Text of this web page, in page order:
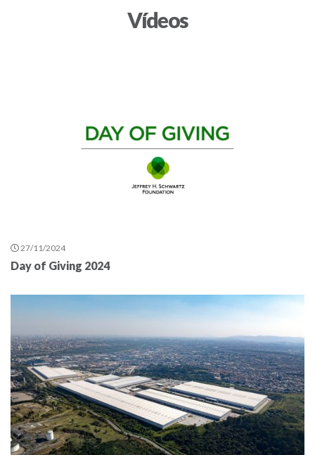
Vídeos
27/11/2024
Day of Giving 2024